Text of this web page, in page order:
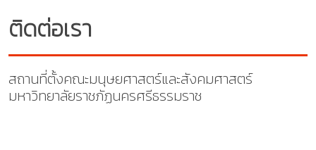
ติดต่อเรา
สถานที่ตั้งคณะมนุษยศาสตร์และสังคมศาสตร์
มหาวิทยาลัยราชภัฏนครศรีธรรมราช